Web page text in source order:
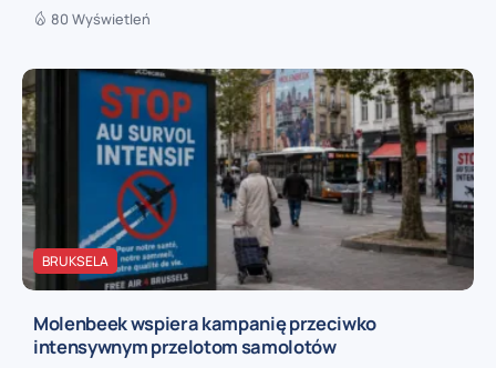
80 Wyświetleń
BRUKSELA
Molenbeek wspiera kampanię przeciwko
intensywnym przelotom samolotów